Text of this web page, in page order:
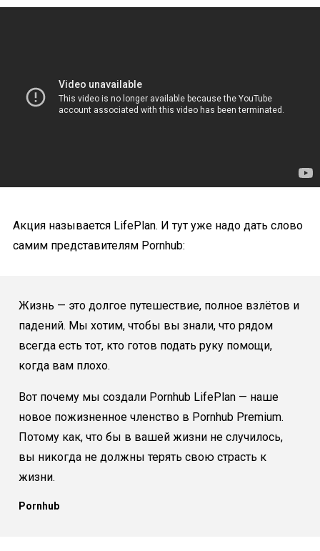
Акция называется LifePlan. И тут уже надо дать слово
самим представителям Pornhub:
Жизнь — это долгое путешествие, полное взлётов и
падений. Мы хотим, чтобы вы знали, что рядом
всегда есть тот, кто готов подать руку помощи,
когда вам плохо.
Вот почему мы создали Pornhub LifePlan — наше
новое пожизненное членство в Pornhub Premium.
Потому как, что бы в вашей жизни не случилось,
вы никогда не должны терять свою страсть к
жизни.
Pornhub